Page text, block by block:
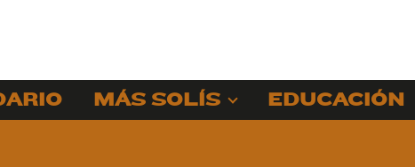
MÁS SOLÍS EDUCACIÓN